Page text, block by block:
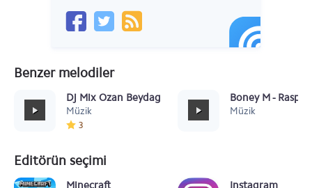
Benzer melodiler
Dj Mix Ozan Beydagi feat. Arif Akpinar - Farzet
Müzik
3
Boney M -
Müzik
Editörün seçimi
Minecraft Instagram